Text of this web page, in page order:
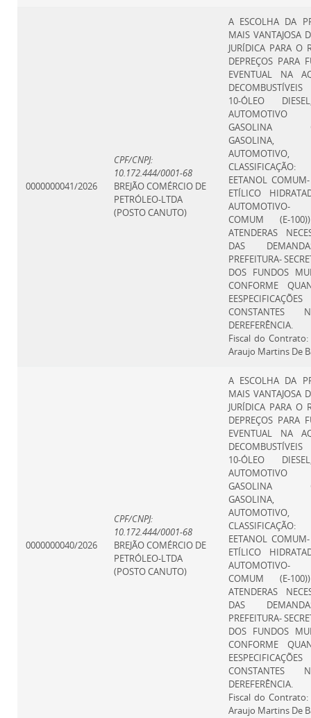
0000000041/2026
CPF/CNPJ:
10.172.444/0001-68
BREJÃO COMÉRCIO DE
PETRÓLEO-LTDA
(POSTO CANUTO)
A ESCOLHA DA
MAIS VANTAJOSA
JURÍDICA PARA O
DEPREÇOS PARA
EVENTUAL NA
DECOMBUSTÍVEIS
10-ÓLEO
GASOLINA
AUTOMOTIVO,
CLASSIFICAÇÃO:
EETANOL
ETÍLICO
AUTOMOTIVO-
COMUM (E-
ATENDERAS
DAS
PREFEITURA-
DOS FUNDOS
CONFORME
EESPECIFICAÇÕES
CONSTANTES
DEREFERÊNCIA.
Fiscal do
Araujo Martins De
0000000040/2026
CPF/CNPJ:
10.172.444/0001-68
BREJÃO COMÉRCIO DE
PETRÓLEO-LTDA
(POSTO CANUTO)
A ESCOLHA DA
MAIS VANTAJOSA
JURÍDICA PARA O
DEPREÇOS PARA
EVENTUAL NA
DECOMBUSTÍVEIS
10-ÓLEO
GASOLINA
AUTOMOTIVO,
CLASSIFICAÇÃO:
EETANOL
ETÍLICO
AUTOMOTIVO-
COMUM (E-
ATENDERAS
DAS
PREFEITURA-
DOS FUNDOS
CONFORME
EESPECIFICAÇÕES
CONSTANTES
DEREFERÊNCIA.
Fiscal do
Araujo Martins De